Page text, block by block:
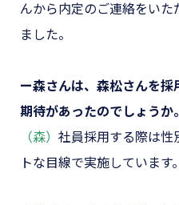
んから内定のご連絡をいた
ました。
ー森さんは、森松さんを
期待があったのでしょうか。
（森） 社員採用する際は性
トな目線で実施しています。